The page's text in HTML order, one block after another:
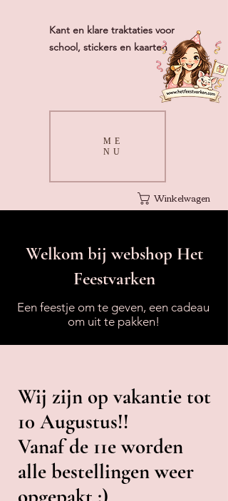
Winkelwagen
Welkom bij webshop Het
Feestvarken
Een feestje om te geven, een cadeau
om uit te pakken!
ME
NU
Kant en klare traktaties voor
school, stickers en kaarten
Wij zijn op vakantie tot
10 Augustus!!
Vanaf de 11e worden
alle bestellingen weer